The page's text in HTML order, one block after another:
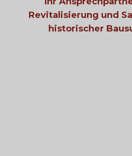
Revitalisierung und
historischer